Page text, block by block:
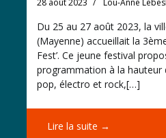
Du 25 au 27 août 2023, la
(Mayenne) accueillait la
Fest’. Ce jeune festival
programmation à la hauteur
pop, électro et rock,[…]
Lire la suite →